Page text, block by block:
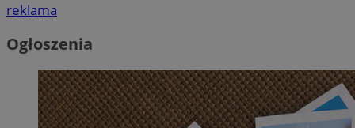
reklama
Ogłoszenia